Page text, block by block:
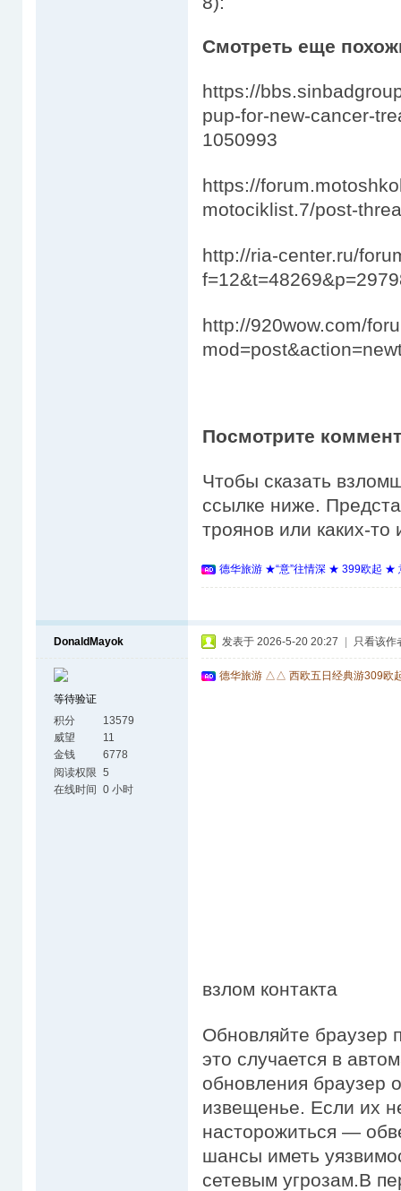
Смотреть еще
https://
pup-for-new-cancer-
1050993
https://
motociklist.7/post-
http://ria-center.ru/
http://920wow.com/
Посмотрите
Чтобы сказать
ссылке ниже.
троянов или каких-
德华旅游 ★“意”往情深 ★ 399欧起 ★
DonaldMayok
等待验证
积分
13579
威望
11
金钱
6778
阅读权限 5
在线时间 0 小时
发表于 2026-5-20 20:27 只看该作
德华旅游 △△ 西欧五日经典游309欧
взлом контакта
Обновляйте браузер
это случается в
обновления браузер
извещенье. Если их
насторожиться —
шансы иметь
сетевым угрозам.В